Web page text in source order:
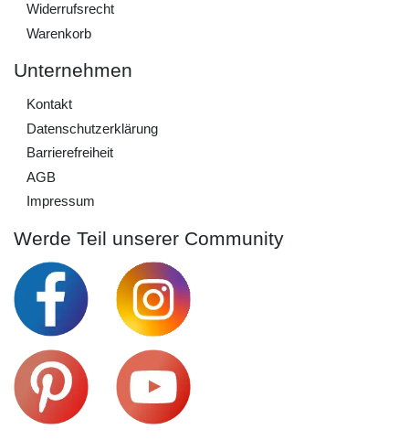
Widerrufs­recht
Warenkorb
Unternehmen
Kontakt
Daten­schutz­erklärung
Barrierefreiheit
AGB
Impressum
Werde Teil unserer Community